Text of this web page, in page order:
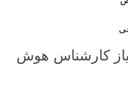
کارشناس هوش